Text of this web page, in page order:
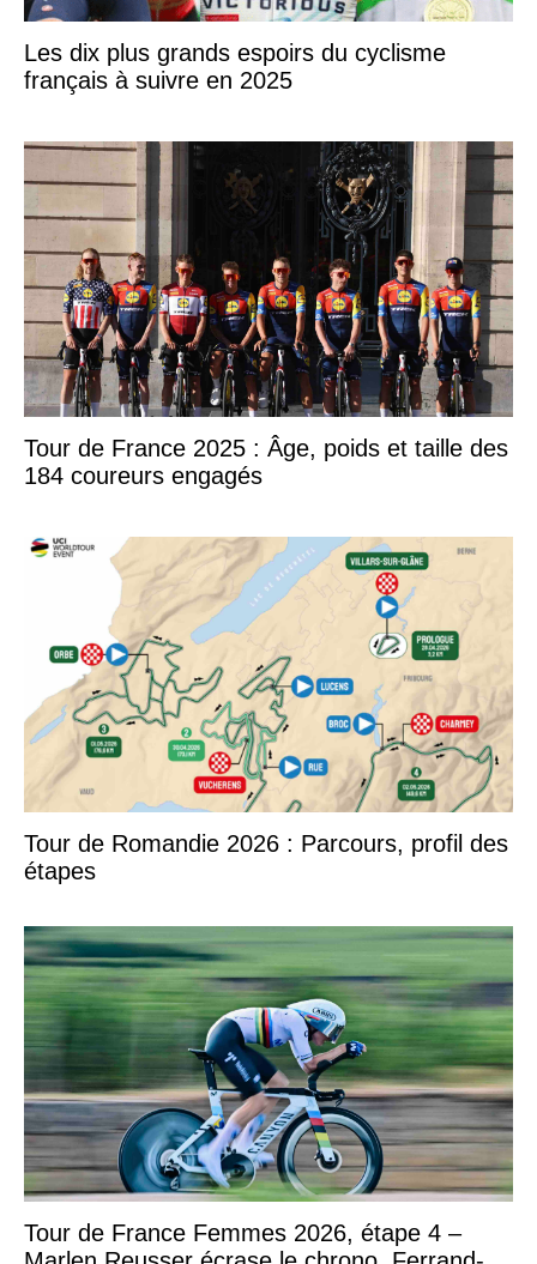
Les dix plus grands espoirs du cyclisme
français à suivre en 2025
Tour de France 2025 : Âge, poids et taille des
184 coureurs engagés
Tour de Romandie 2026 : Parcours, profil des
étapes
Tour de France Femmes 2026, étape 4 –